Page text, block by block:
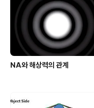
서/광학] - 렌즈의 분류 방법)에서
단렌즈는 한 개의 배율을 가..
NA와 해상력의 관계